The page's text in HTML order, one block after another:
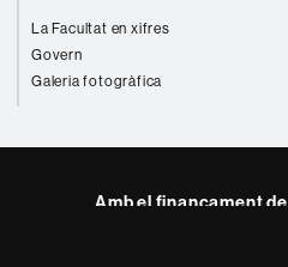
La Facultat en xifres
Govern
Galeria fotogràfica
Amb el finançament de